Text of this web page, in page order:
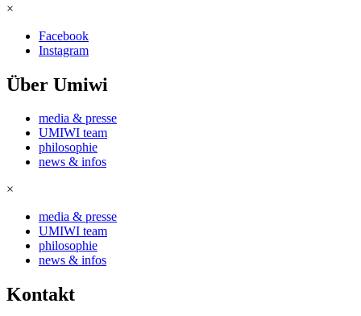
×
Facebook
Instagram
Über Umiwi
media & presse
UMIWI team
philosophie
news & infos
×
media & presse
UMIWI team
philosophie
news & infos
Kontakt